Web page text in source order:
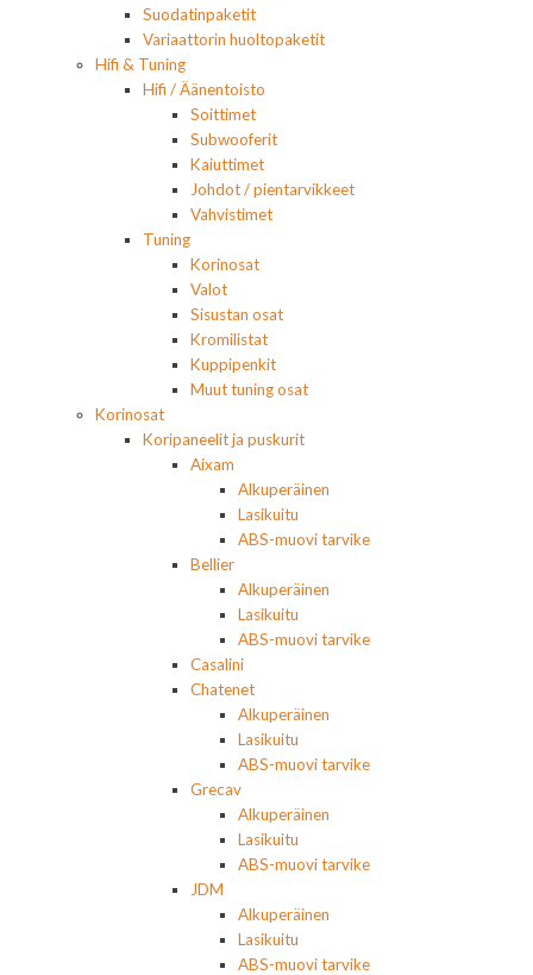
Suodatinpaketit
Variaattorin huoltopaketit
Hifi & Tuning
Hifi / Äänentoisto
Soittimet
Subwooferit
Kaiuttimet
Johdot / pientarvikkeet
Vahvistimet
Tuning
Korinosat
Valot
Sisustan osat
Kromilistat
Kuppipenkit
Muut tuning osat
Korinosat
Koripaneelit ja puskurit
Aixam
Alkuperäinen
Lasikuitu
ABS-muovi tarvike
Bellier
Alkuperäinen
Lasikuitu
ABS-muovi tarvike
Casalini
Chatenet
Alkuperäinen
Lasikuitu
ABS-muovi tarvike
Grecav
Alkuperäinen
Lasikuitu
ABS-muovi tarvike
JDM
Alkuperäinen
Lasikuitu
ABS-muovi tarvike